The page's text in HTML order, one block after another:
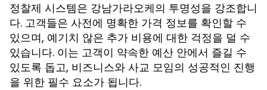
정찰제 시스템은 강남가라오케의 투명성을 강조합니
다. 고객들은 사전에 명확한 가격 정보를 확인할 수
있으며, 예기치 않은 추가 비용에 대한 걱정을 덜 수
있습니다. 이는 고객이 약속한 예산 안에서 즐길 수
있도록 돕고, 비즈니스와 사교 모임의 성공적인 진행
을 위한 필수 요소가 됩니다.